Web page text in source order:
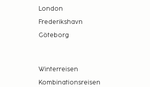
London
Frederikshavn
Göteborg
Winterreisen
Kombinationsreisen